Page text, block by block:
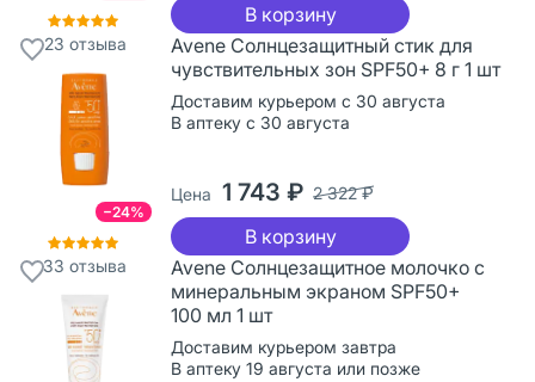
23 отзыва
В корзину
−24%
33 отзыва
Avene Солнцезащитный стик для
чувствительных зон SPF50+ 8 г 1 шт
Доставим курьером с 30 августа
В аптеку с 30 августа
Цена 1 743 ₽ 2 322 ₽
В корзину
Avene Солнцезащитное молочко с
минеральным экраном SPF50+
100 мл 1 шт
Доставим курьером завтра
В аптеку 19 августа или позже